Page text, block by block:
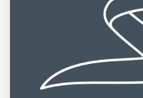
inneren Einkehr macht Jasna
unvergesslichen Ziel für